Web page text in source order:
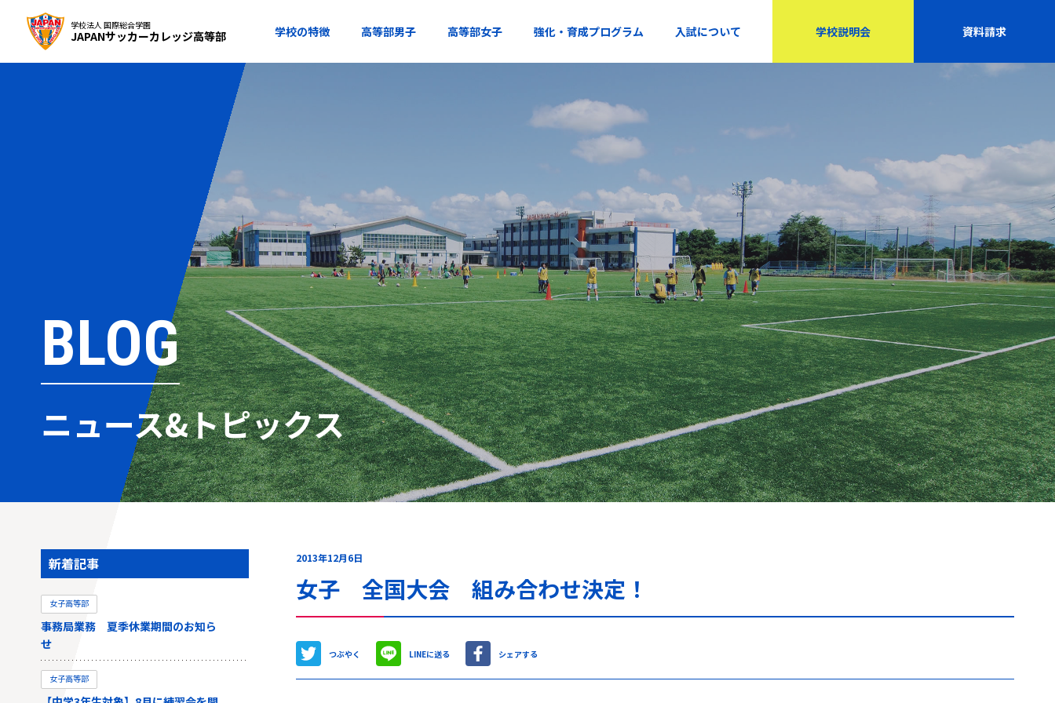
学校法人 国際総合学園
JAPANサッカーカレッジ高等部 学校の特徴 高等部男子 高等部女子 強化・育成プログラム 入試について 学校説明会 資料請求
BLOG
ニュース&トピックス
2013年12月6日
女子 全国大会 組み合わせ決定！
つぶやく LINEに送る シェアする
新着記事
女子高等部
事務局業務 夏季休業期間のお知ら
せ
女子高等部